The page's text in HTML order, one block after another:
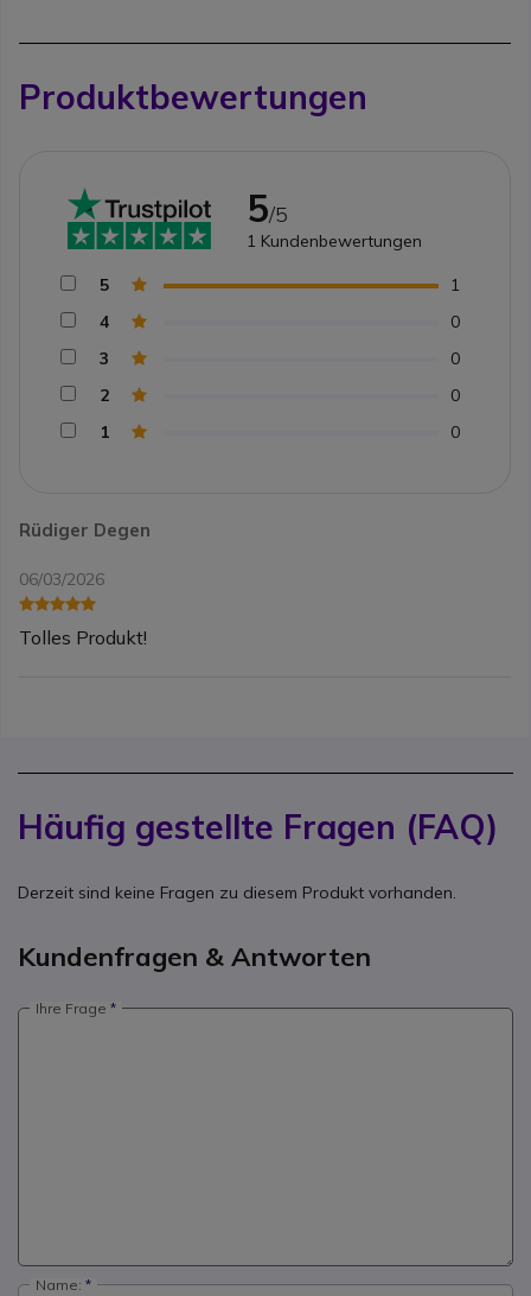
Produktbewertungen
Rüdiger Degen
06/03/2026
Tolles Produkt!
5/5
1 Kundenbewertungen
5
1
4
0
3
0
2
0
1
0
Häufig gestellte Fragen (FAQ)
Derzeit sind keine Fragen zu diesem Produkt vorhanden.
Kundenfragen & Antworten
Ihre Frage
Name: